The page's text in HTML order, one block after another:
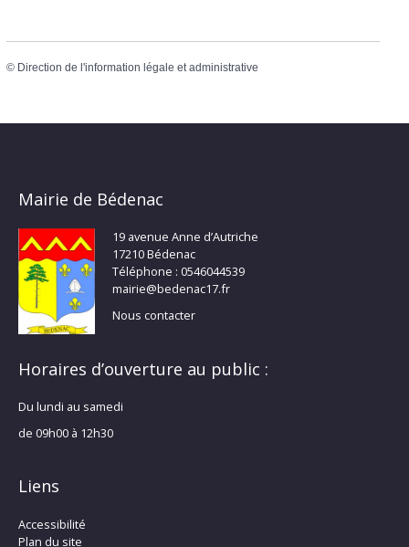
© Direction de l'information légale et administrative
Mairie de Bédenac
19 avenue Anne d’Autriche
17210 Bédenac
Téléphone : 0546044539
mairie@bedenac17.fr
Nous contacter
Horaires d’ouverture au public :
Du lundi au samedi
de 09h00 à 12h30
Liens
Accessibilité
Plan du site